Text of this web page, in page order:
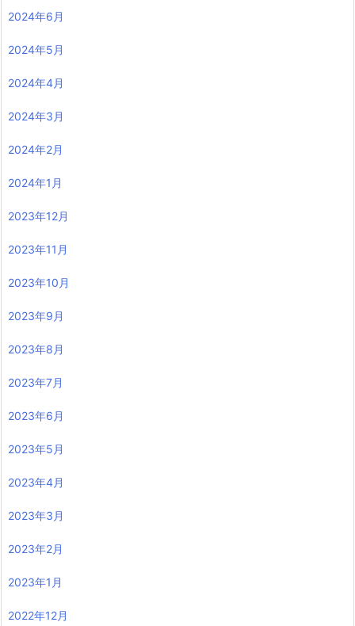
2024年6月
2024年5月
2024年4月
2024年3月
2024年2月
2024年1月
2023年12月
2023年11月
2023年10月
2023年9月
2023年8月
2023年7月
2023年6月
2023年5月
2023年4月
2023年3月
2023年2月
2023年1月
2022年12月